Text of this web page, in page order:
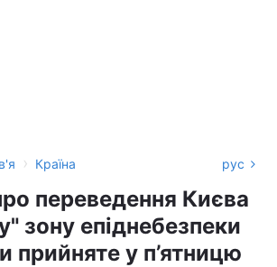
› Країна рус
переведення Києва
зону епіднебезпеки
прийняте у п’ятницю